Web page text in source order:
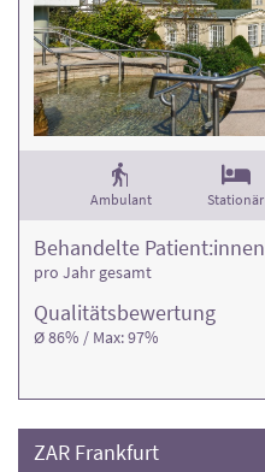
Ambulant Stationär
Qualitäts­bewertung
Ø 86% / Max: 97%
Behandelte Patient:innen
pro Jahr gesamt
ZAR Frankfurt